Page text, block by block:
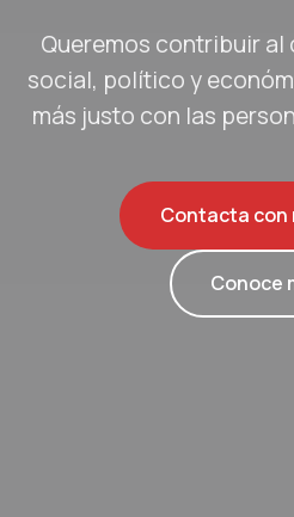
Queremos contribuir al
social, político y
más justo con las
Contacta con
Conoce